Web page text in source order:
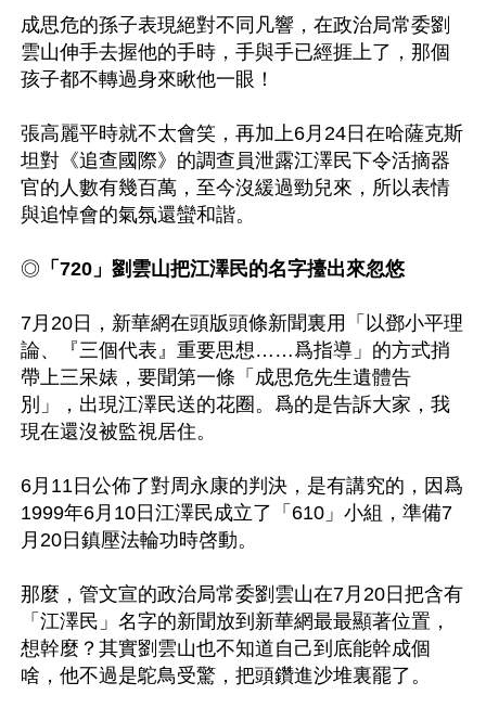
成思危的孫子表現絕對不同凡響，在政治局常委劉
雲山伸手去握他的手時，手與手已經捱上了，那個
孩子都不轉過身來瞅他一眼！
張高麗平時就不太會笑，再加上6月24日在哈薩克斯
坦對《追查國際》的調查員泄露江澤民下令活摘器
官的人數有幾百萬，至今沒緩過勁兒來，所以表情
與追悼會的氣氛還蠻和諧。
◎ 「720」劉雲山把江澤民的名字擡出來忽悠
7月20日，新華網在頭版頭條新聞裏用「以鄧小平理
論、『三個代表』重要思想……爲指導」的方式捎
帶上三呆婊，要聞第一條「成思危先生遺體告
別」，出現江澤民送的花圈。爲的是告訴大家，我
現在還沒被監視居住。
6月11日公佈了對周永康的判決，是有講究的，因爲
1999年6月10日江澤民成立了「610」小組，準備7
月20日鎮壓法輪功時啓動。
那麼，管文宣的政治局常委劉雲山在7月20日把含有
「江澤民」名字的新聞放到新華網最最顯著位置，
想幹麼？其實劉雲山也不知道自己到底能幹成個
啥，他不過是鴕鳥受驚，把頭鑽進沙堆裏罷了。